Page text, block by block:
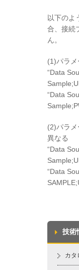
以下のよ
合、接続
ん。
(1)パラ
“Data
“Data
(2)パラ
異なる
“Data
“Data
技術
カタ